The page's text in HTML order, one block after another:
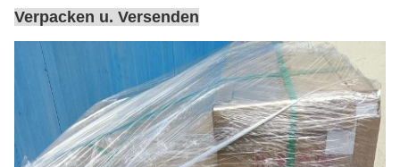
Verpacken u. Versenden